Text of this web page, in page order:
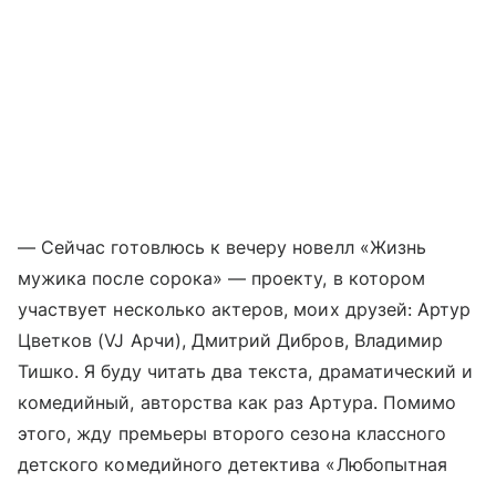
— Сейчас готовлюсь к вечеру новелл «Жизнь
мужика после сорока» — проекту, в котором
участвует несколько актеров, моих друзей: Артур
Цветков (VJ Арчи), Дмитрий Дибров, Владимир
Тишко. Я буду читать два текста, драматический и
комедийный, авторства как раз Артура. Помимо
этого, жду премьеры второго сезона классного
детского комедийного детектива «Любопытная